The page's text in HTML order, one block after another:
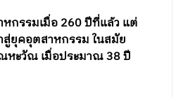
หกรรมเมื่อ 260 ปีที่แล้ว แต่
สู่ยุคอุตสาหกรรม ในสมัย
หะวัณ เมื่อประมาณ 38 ปี